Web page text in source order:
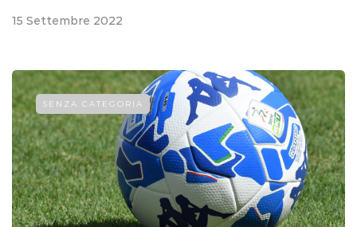
15 Settembre 2022
SENZA CATEGORIA